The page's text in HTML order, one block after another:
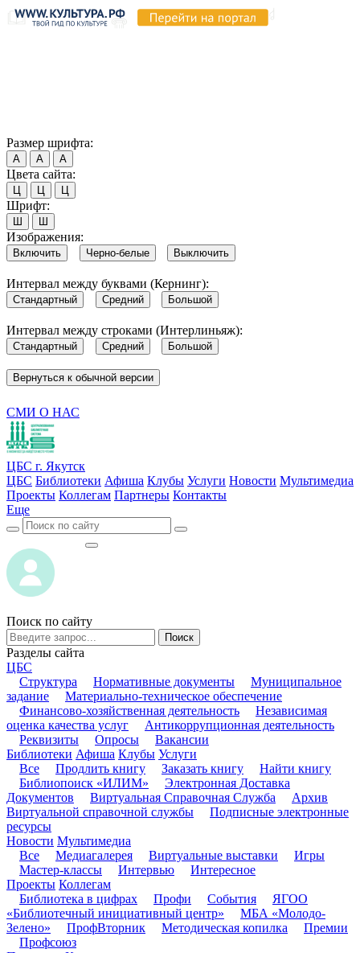
Размер шрифта:
А А А
Цвета сайта:
Ц Ц Ц
Шрифт:
Ш Ш
Изображения:
Включить Черно-белые Выключить
Интервал между буквами (Кернинг):
Стандартный Средний Большой
Интервал между строками (Интерлиньяж):
Стандартный Средний Большой
Вернуться к обычной версии
СМИ О НАС
ЦБС г. Якутск
ЦБС Библиотеки Афиша Клубы Услуги Новости Мультимедиа
Проекты Коллегам Партнеры Контакты
Еще
Поиск по сайту
Поиск
Разделы сайта
ЦБС
Структура
Нормативные документы
Муниципальное
задание
Материально-техническое обеспечение
Финансово-хозяйственная деятельность
Независимая
оценка качества услуг
Антикоррупционная деятельность
Реквизиты
Опросы
Вакансии
Библиотеки Афиша Клубы Услуги
Все
Продлить книгу Заказать книгу
Найти книгу
Библиопоиск «ИЛИМ»
Электронная Доставка
Документов
Виртуальная Справочная Служба
Архив
Виртуальной справочной службы
Подписные электронные
ресурсы
Новости Мультимедиа
Все
Медиагалерея Виртуальные выставки
Игры
Мастер-классы
Интервью
Интересное
Проекты Коллегам
Библиотека в цифрах
Профи События
ЯГОО
«Библиотечный инициативный центр»
МБА «Молодо-
Зелено»
ПрофВторник Методическая копилка
Премии
Профсоюз